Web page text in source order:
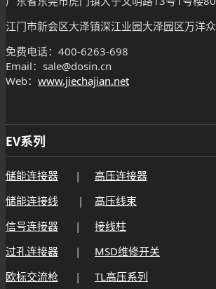
江门市新会区大泽镇深江业园大泽园区万洋
免费电话：400-6263-698
Email：sale@dosin.cn
Web： www.jiechajian.net
EV系列
储能连接器 | 高压连接器
储能连接线 | 高压线束
信号连接器 | 接线柱
过孔连接器 | MSD维修开关
欧标交流枪 | TL高压系列